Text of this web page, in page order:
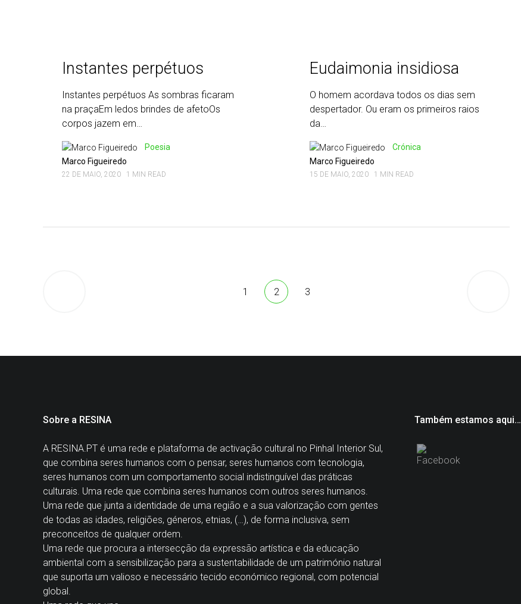
Instantes perpétuos
Instantes perpétuos As sombras ficaram
na praçaEm ledos brindes de afetoOs
corpos jazem em…
Poesia
Marco Figueiredo
22 DE MAIO, 2020 1 MIN READ
Eudaimonia insidiosa
O homem acordava todos os dias sem
despertador. Ou eram os primeiros raios
da…
Crónica
Marco Figueiredo
15 DE MAIO, 2020 1 MIN READ
1 2 3
Sobre a RESINA
A RESINA.PT é uma rede e plataforma de activação cultural no Pinhal Interior Sul,
que combina seres humanos com o pensar, seres humanos com tecnologia,
seres humanos com um comportamento social indistinguível das práticas
culturais. Uma rede que combina seres humanos com outros seres humanos.
Uma rede que junta a identidade de uma região e a sua valorização com gentes
de todas as idades, religiões, géneros, etnias, (…), de forma inclusiva, sem
preconceitos de qualquer ordem.
Uma rede que procura a intersecção da expressão artística e da educação
ambiental com a sensibilização para a sustentabilidade de um património natural
que suporta um valioso e necessário tecido económico regional, com potencial
global.
Também estamos aqui…